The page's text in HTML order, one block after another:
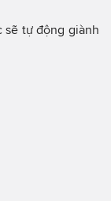
sẽ tự động giành